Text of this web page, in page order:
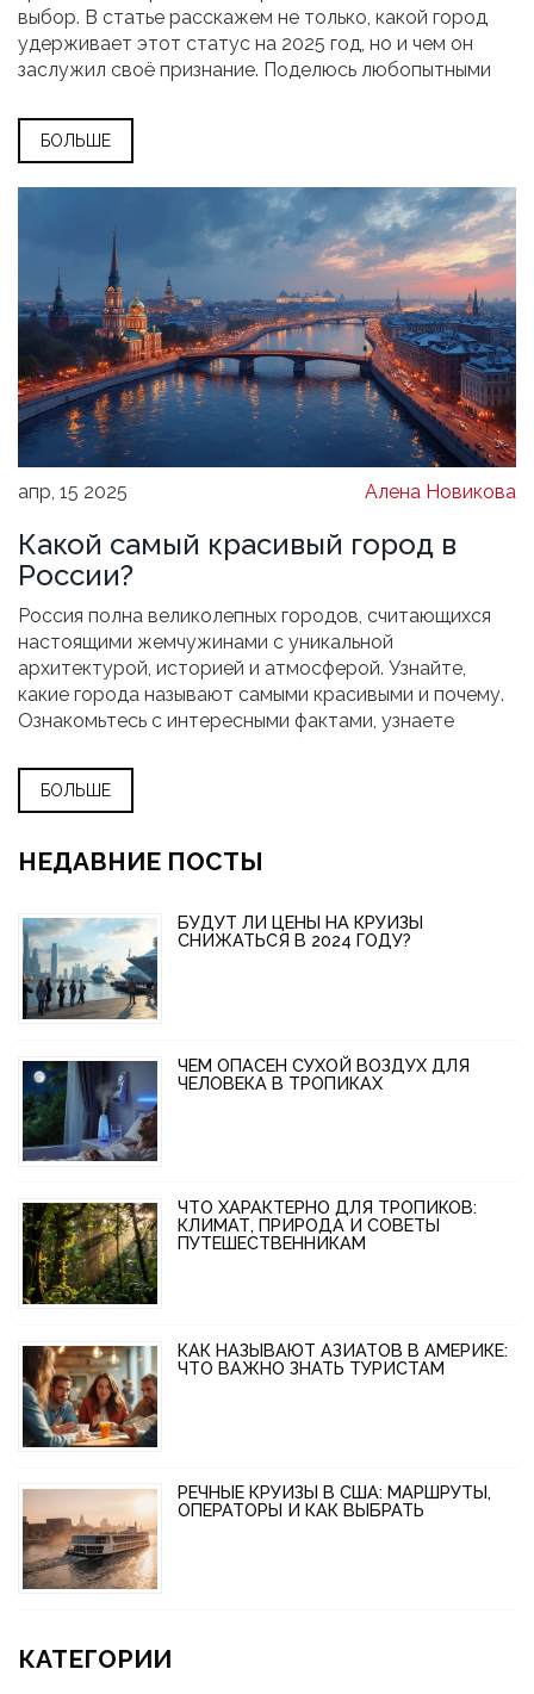
выбор. В статье расскажем не только, какой город
удерживает этот статус на 2025 год, но и чем он
заслужил своё признание. Поделюсь любопытными
знать туристу перед поездкой. Не забуду про
скрытые жемчужины и неочевидные локации. Будет
БОЛЬШЕ
апр, 15 2025 Алена Новикова
Какой самый красивый город в
России?
Россия полна великолепных городов, считающихся
настоящими жемчужинами с уникальной
архитектурой, историей и атмосферой. Узнайте,
какие города называют самыми красивыми и почему.
Ознакомьтесь с интересными фактами, узнаете
времени для посещения.
БОЛЬШЕ
НЕДАВНИЕ ПОСТЫ
БУДУТ ЛИ ЦЕНЫ НА КРУИЗЫ
СНИЖАТЬСЯ В 2024 ГОДУ?
ЧЕМ ОПАСЕН СУХОЙ ВОЗДУХ ДЛЯ
ЧЕЛОВЕКА В ТРОПИКАХ
ЧТО ХАРАКТЕРНО ДЛЯ ТРОПИКОВ:
КЛИМАТ, ПРИРОДА И СОВЕТЫ
ПУТЕШЕСТВЕННИКАМ
КАК НАЗЫВАЮТ АЗИАТОВ В АМЕРИКЕ:
ЧТО ВАЖНО ЗНАТЬ ТУРИСТАМ
РЕЧНЫЕ КРУИЗЫ В США: МАРШРУТЫ,
ОПЕРАТОРЫ И КАК ВЫБРАТЬ
КАТЕГОРИИ